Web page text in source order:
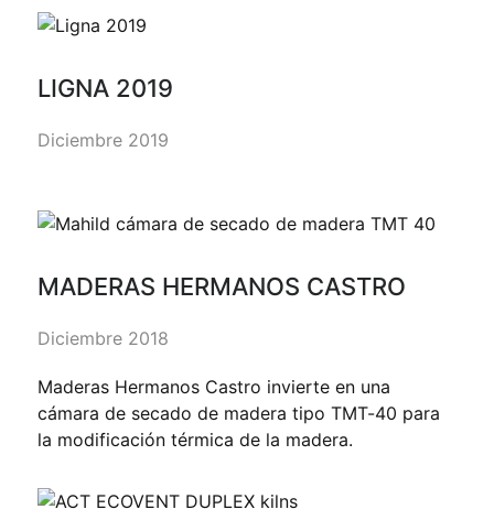
LIGNA 2019
Diciembre 2019
MADERAS HERMANOS CASTRO
Diciembre 2018
Maderas Hermanos Castro invierte en una
cámara de secado de madera tipo TMT-40 para
la modificación térmica de la madera.